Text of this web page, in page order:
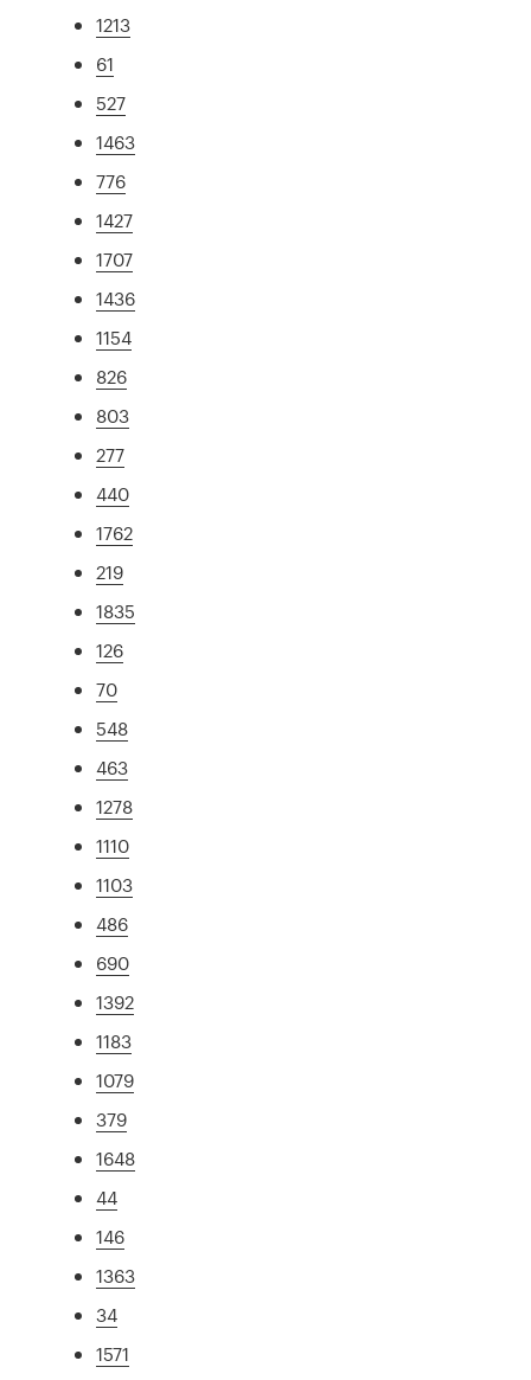
1213
61
527
1463
776
1427
1707
1436
1154
826
803
277
440
1762
219
1835
126
70
548
463
1278
1110
1103
486
690
1392
1183
1079
379
1648
44
146
1363
34
1571